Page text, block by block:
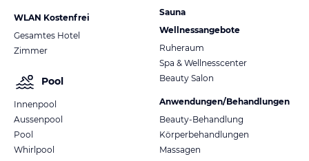
WLAN Kostenfrei
Gesamtes Hotel
Zimmer
Pool
Innenpool
Aussenpool
Pool
Whirlpool
Sauna
Wellnessangebote
Ruheraum
Spa & Wellnesscenter
Beauty Salon
Anwendungen/Behandlungen
Beauty-Behandlung
Körperbehandlungen
Massagen